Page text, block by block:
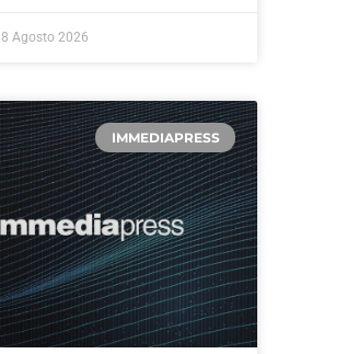
8 Agosto 2026
IMMEDIAPRESS